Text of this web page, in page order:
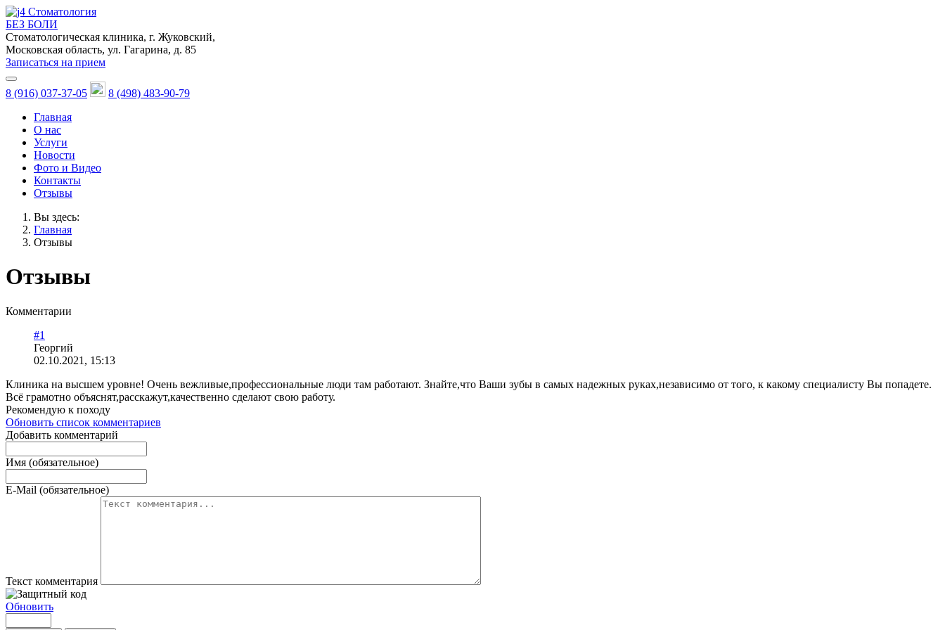
Стоматология
БЕЗ БОЛИ
Стоматологическая клиника, г. Жуковский,
Московская область, ул. Гагарина, д. 85
Записаться на прием
8 (916) 037-37-05
8 (498) 483-90-79
Главная
О нас
Услуги
Новости
Фото и Видео
Контакты
Отзывы
Вы здесь:
Главная
Отзывы
Отзывы
Комментарии
#1
Георгий
02.10.2021, 15:13
Клиника на высшем уровне! Очень вежливые,профессиональные люди там работают. Знайте,что Ваши зубы в самых надежных руках,независимо от того, к какому специалисту Вы попадете.
Всё грамотно объяснят,расскажут,качественно сделают свою работу.
Рекомендую к походу
Обновить список комментариев
Добавить комментарий
Имя (обязательное)
E-Mail (обязательное)
Текст комментария
Обновить